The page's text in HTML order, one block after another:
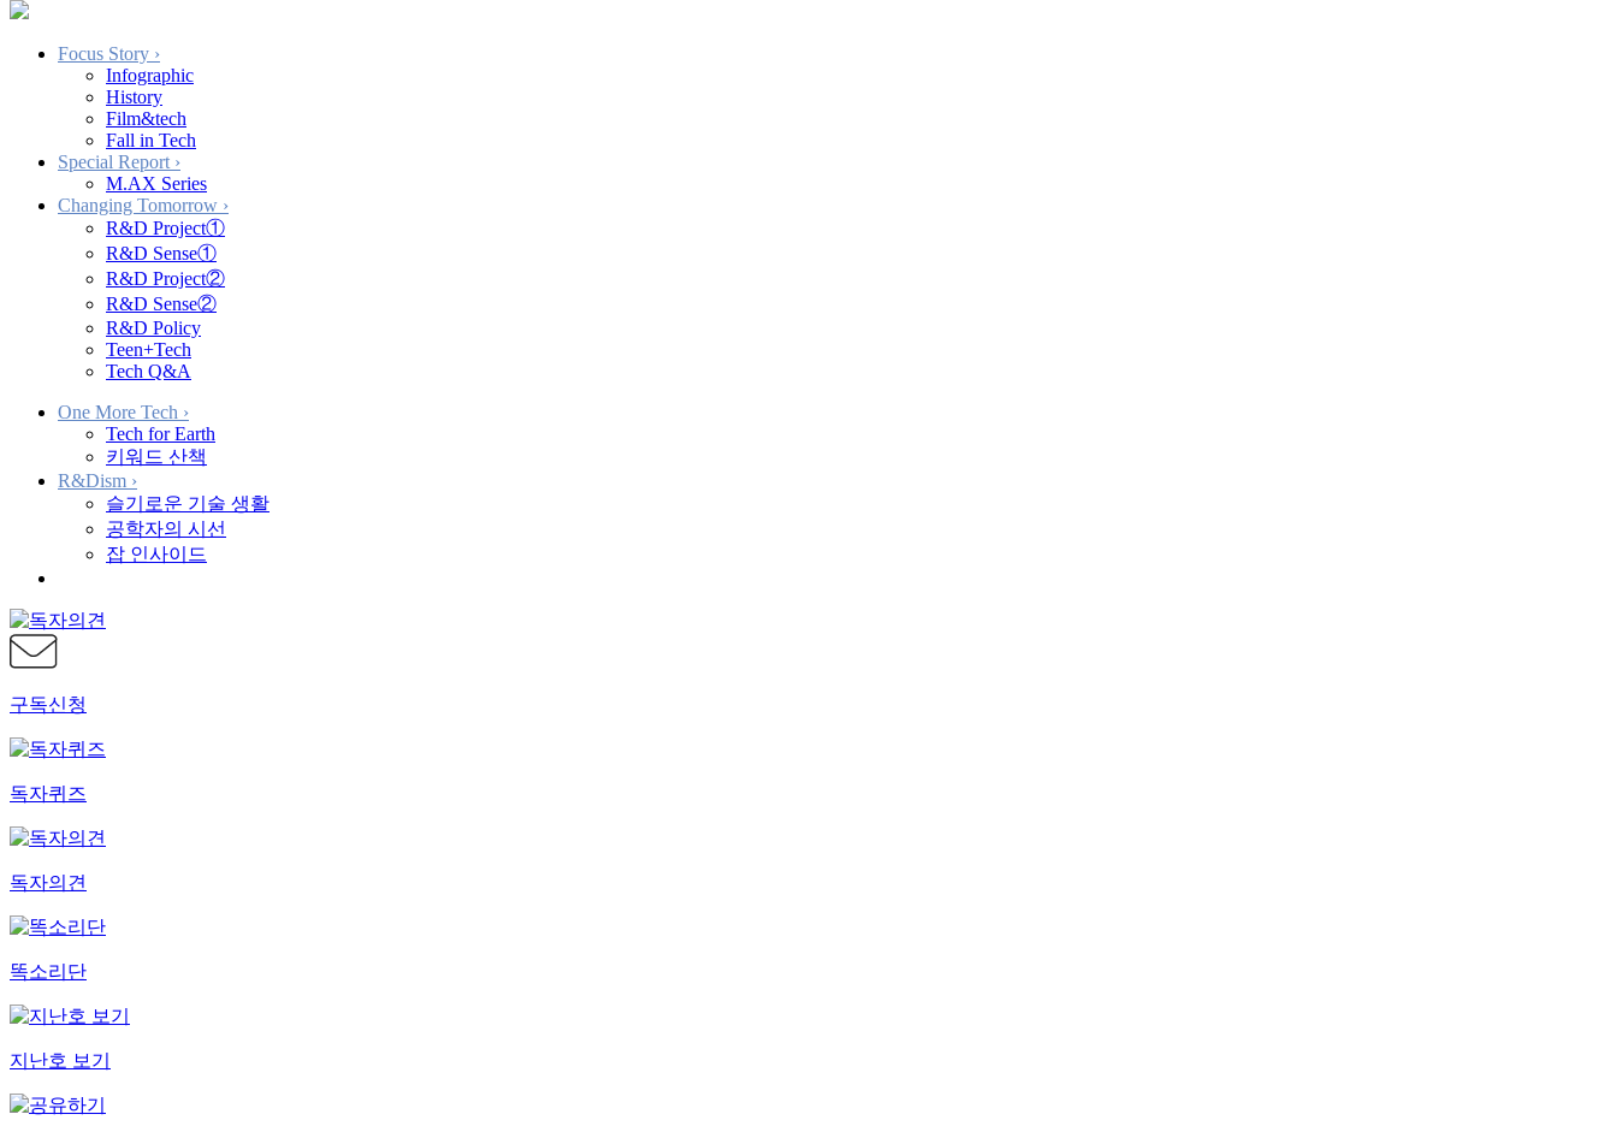
Focus Story ›
Infographic
History
Film&tech
Fall in Tech
Special Report ›
M.AX Series
Changing Tomorrow ›
R&D Project①
R&D Sense①
R&D Project②
R&D Sense②
R&D Policy
Teen+Tech
Tech Q&A
One More Tech ›
Tech for Earth
키워드 산책
R&Dism ›
슬기로운 기술 생활
공학자의 시선
잡 인사이드
구독신청
독자퀴즈
독자의견
똑소리단
지난호 보기